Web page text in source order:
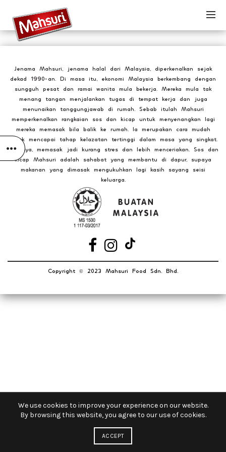
Jenama Mahsuri, jenama halal dari Malaysia, diperkenalkan sejak
dekad 1990-an. Di masa itu, ekonomi Malaysia berkembang dengan
sungguh pesat dan ramai wanita mula bekerja. Mereka mula tak
menang tangan menjalankan tugas di tempat kerja dan juga
menunaikan tanggungjawab di rumah. Sebab itulah Mahsuri
memperkenalkan rangkaian sos dan kicap untuk menyenangkan lagi
mereka memasak bila balik ke rumah. Ia merupakan cara mudah
untuk mencapai tahap kelazatan tertinggi dalam masa yang singkat.
Hasilnya, memasak jadi kurang stres dan lebih menceriakan. Sos dan
kicap Mahsuri adalah sahabat yang membantu di dapur, supaya
makanan yang dimasak mengukuhkan lagi kasih sayang seisi
keluarga.
Copyright ©️ 2023 Mahsuri Food Sdn. Bhd.
Las Vegas
We use cookies to improve your experience on our website.
By browsing this website, you agree to our use of cookies.
ACCEPT